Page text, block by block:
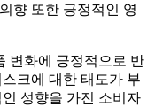
향 또한 긍정적인 영
변화에 긍정적으로 반
크에 대한 태도가 부
성향을 가진 소비자